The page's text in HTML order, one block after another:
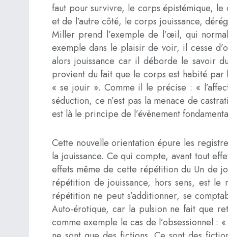
faut pour survivre, le corps épistémique,
et de l’autre côté, le corps jouissance,
Miller prend l’exemple de l’œil, qui
exemple dans le plaisir de voir, il cesse
alors jouissance car il déborde le savoir
provient du fait que le corps est habité par
« se jouir ». Comme il le précise : «
séduction, ce n’est pas la menace de
est là le principe de l’évènement
Cette nouvelle orientation épure les
la jouissance. Ce qui compte, avant tout
effets même de cette répétition du Un de
répétition de jouissance, hors sens, est
répétition ne peut s’additionner, se
Auto-érotique, car la pulsion ne fait que
comme exemple le cas de l’obsessionnel :